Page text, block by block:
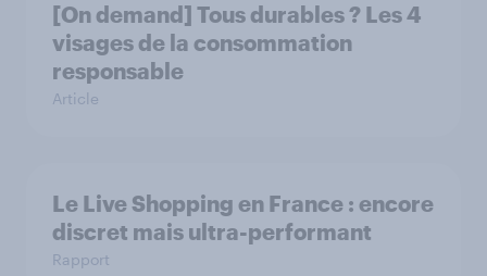
[On demand] Tous durables ? Les 4
visages de la consommation
responsable
Article
Le Live Shopping en France : encore
discret mais ultra-performant
Rapport